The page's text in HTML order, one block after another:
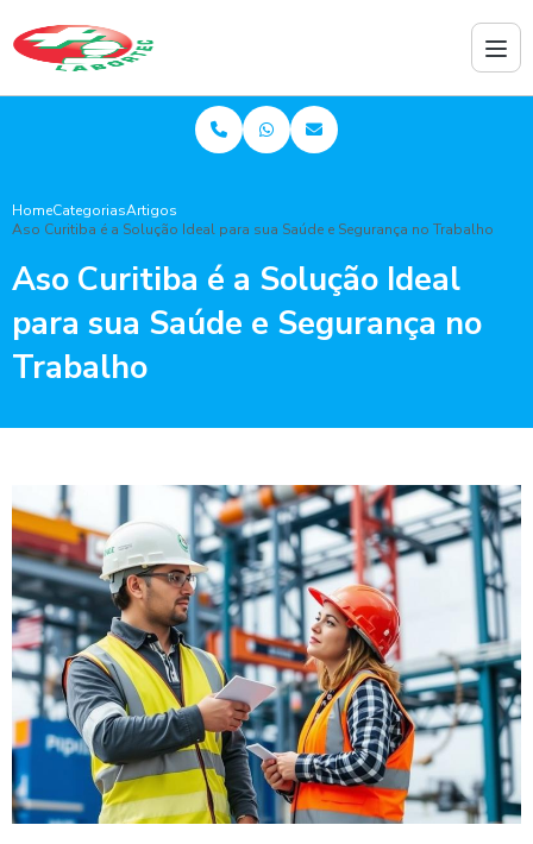
HomeCategoriasArtigos
Aso Curitiba é a Solução Ideal para sua Saúde e Segurança no Trabalho
Aso Curitiba é a Solução Ideal
para sua Saúde e Segurança no
Trabalho